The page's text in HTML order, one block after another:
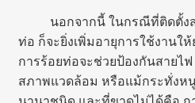
นอกจากนี้ ในกรณีที่ติดตั้งสา
ท่อ ก็จะยิ่งเพิ่มอายุการใช้งานใ
การร้อยท่อจะช่วยป้องกันสายไ
สภาพแวดล้อม หรือแม้กระทั่งห